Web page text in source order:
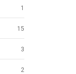
1
15
3
2